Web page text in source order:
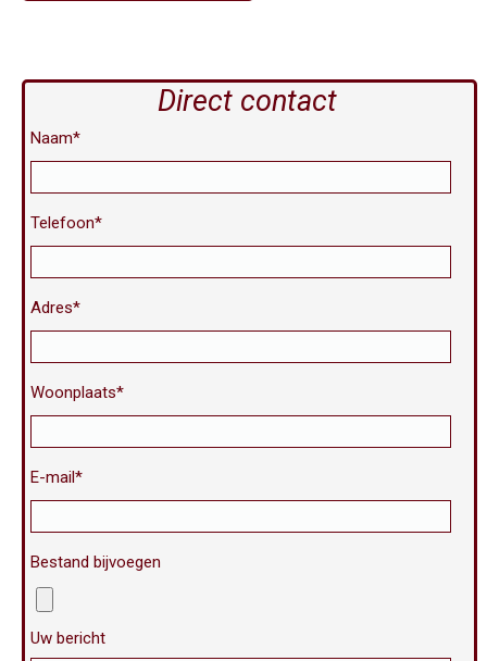
Direct contact
Naam*
Telefoon*
Adres*
Woonplaats*
E-mail*
Bestand bijvoegen
Uw bericht